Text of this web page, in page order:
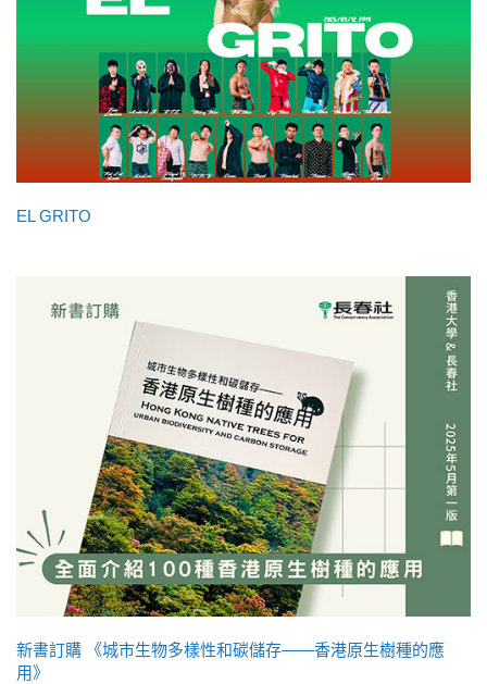
EL GRITO
新書訂購 《城市生物多樣性和碳儲存——香港原生樹種的應
用》